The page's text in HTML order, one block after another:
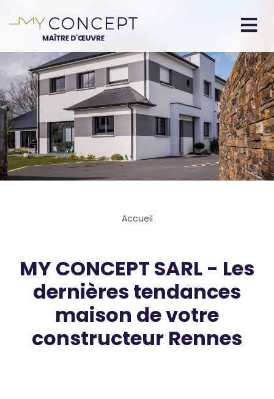
au
principal
principale
Accueil
Body
MY CONCEPT SARL - Les
dernières tendances
maison de votre
constructeur Rennes